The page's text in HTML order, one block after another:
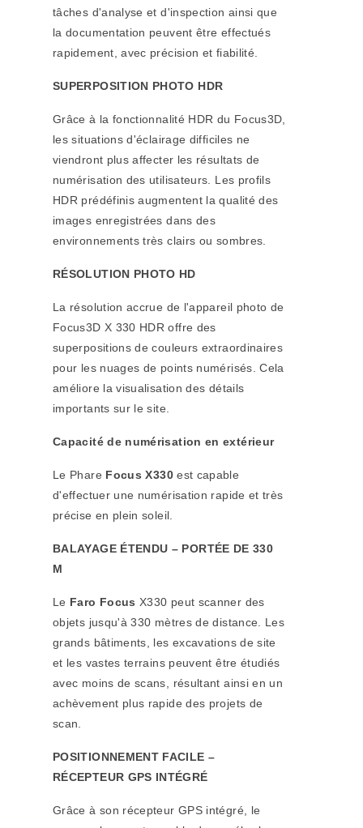
tâches d'analyse et d'inspection ainsi que
la documentation peuvent être effectués
rapidement, avec précision et fiabilité.
SUPERPOSITION PHOTO HDR
Grâce à la fonctionnalité HDR du Focus3D,
les situations d'éclairage difficiles ne
viendront plus affecter les résultats de
numérisation des utilisateurs. Les profils
HDR prédéfinis augmentent la qualité des
images enregistrées dans des
environnements très clairs ou sombres.
RÉSOLUTION PHOTO HD
La résolution accrue de l'appareil photo de
Focus3D X 330 HDR offre des
superpositions de couleurs extraordinaires
pour les nuages de points numérisés. Cela
améliore la visualisation des détails
importants sur le site.
Capacité de numérisation en extérieur
Le Phare Focus X330est capable
d'effectuer une numérisation rapide et très
précise en plein soleil.
BALAYAGE ÉTENDU – PORTÉE DE 330
M
Le Faro Focus X330 peut scanner des
objets jusqu'à 330 mètres de distance. Les
grands bâtiments, les excavations de site
et les vastes terrains peuvent être étudiés
avec moins de scans, résultant ainsi en un
achèvement plus rapide des projets de
scan.
POSITIONNEMENT FACILE –
RÉCEPTEUR GPS INTÉGRÉ
Grâce à son récepteur GPS intégré, le